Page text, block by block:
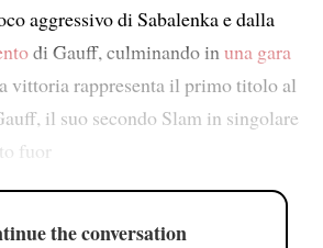
aggressivo di Sabalenka e dalla
di Gauff, culminando in una gara
vittoria rappresenta il primo titolo al
il suo secondo Slam in singolare
fuor
the conversation